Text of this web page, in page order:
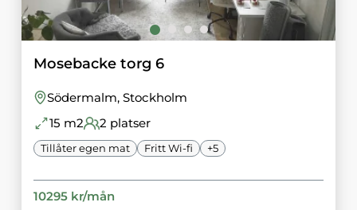
Mosebacke torg 6
Södermalm, Stockholm
15 m2 2 platser
Tillåter egen mat Fritt Wi-fi +5
10295kr/mån